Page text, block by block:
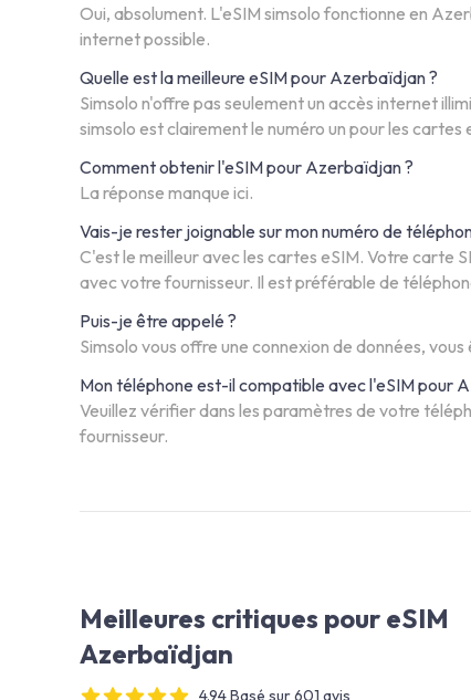
Oui, absolument. L'eSIM simsolo fonctionne en
internet possible.
Quelle est la meilleure eSIM pour Azerbaïdjan ?
Simsolo n'offre pas seulement un accès internet
simsolo est clairement le numéro un pour les cartes
Comment obtenir l'eSIM pour Azerbaïdjan ?
La réponse manque ici.
Vais-je rester joignable sur mon numéro de
C'est le meilleur avec les cartes eSIM. Votre carte
avec votre fournisseur. Il est préférable de
Puis-je être appelé ?
Simsolo vous offre une connexion de données,
Mon téléphone est-il compatible avec l'eSIM pour
Veuillez vérifier dans les paramètres de votre
fournisseur.
Meilleures critiques pour eSIM
Azerbaïdjan
4.94 Basé sur 601 avis